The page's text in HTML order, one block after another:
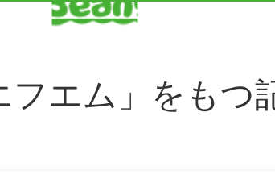
フエム」をもつ